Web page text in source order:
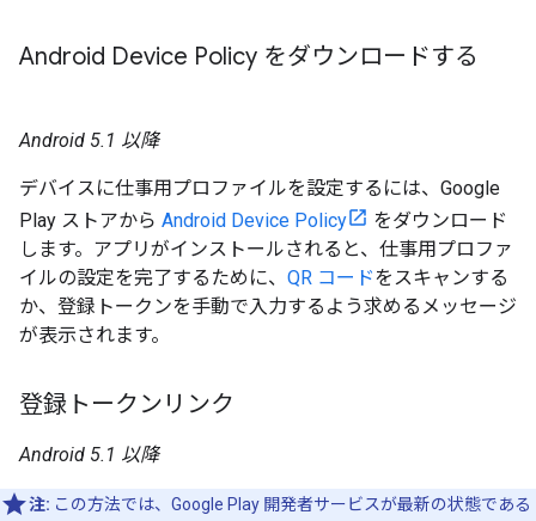
Android Device Policy をダウンロードする
Android 5.1 以降
デバイスに仕事用プロファイルを設定するには、Google
Play ストアから Android Device Policy
をダウンロード
します。アプリがインストールされると、仕事用プロファ
イルの設定を完了するために、 QR コードをスキャンする
か、登録トークンを手動で入力するよう求めるメッセージ
が表示されます。
登録トークンリンク
Android 5.1 以降
注: この方法では、Google Play 開発者サービスが最新の状態である